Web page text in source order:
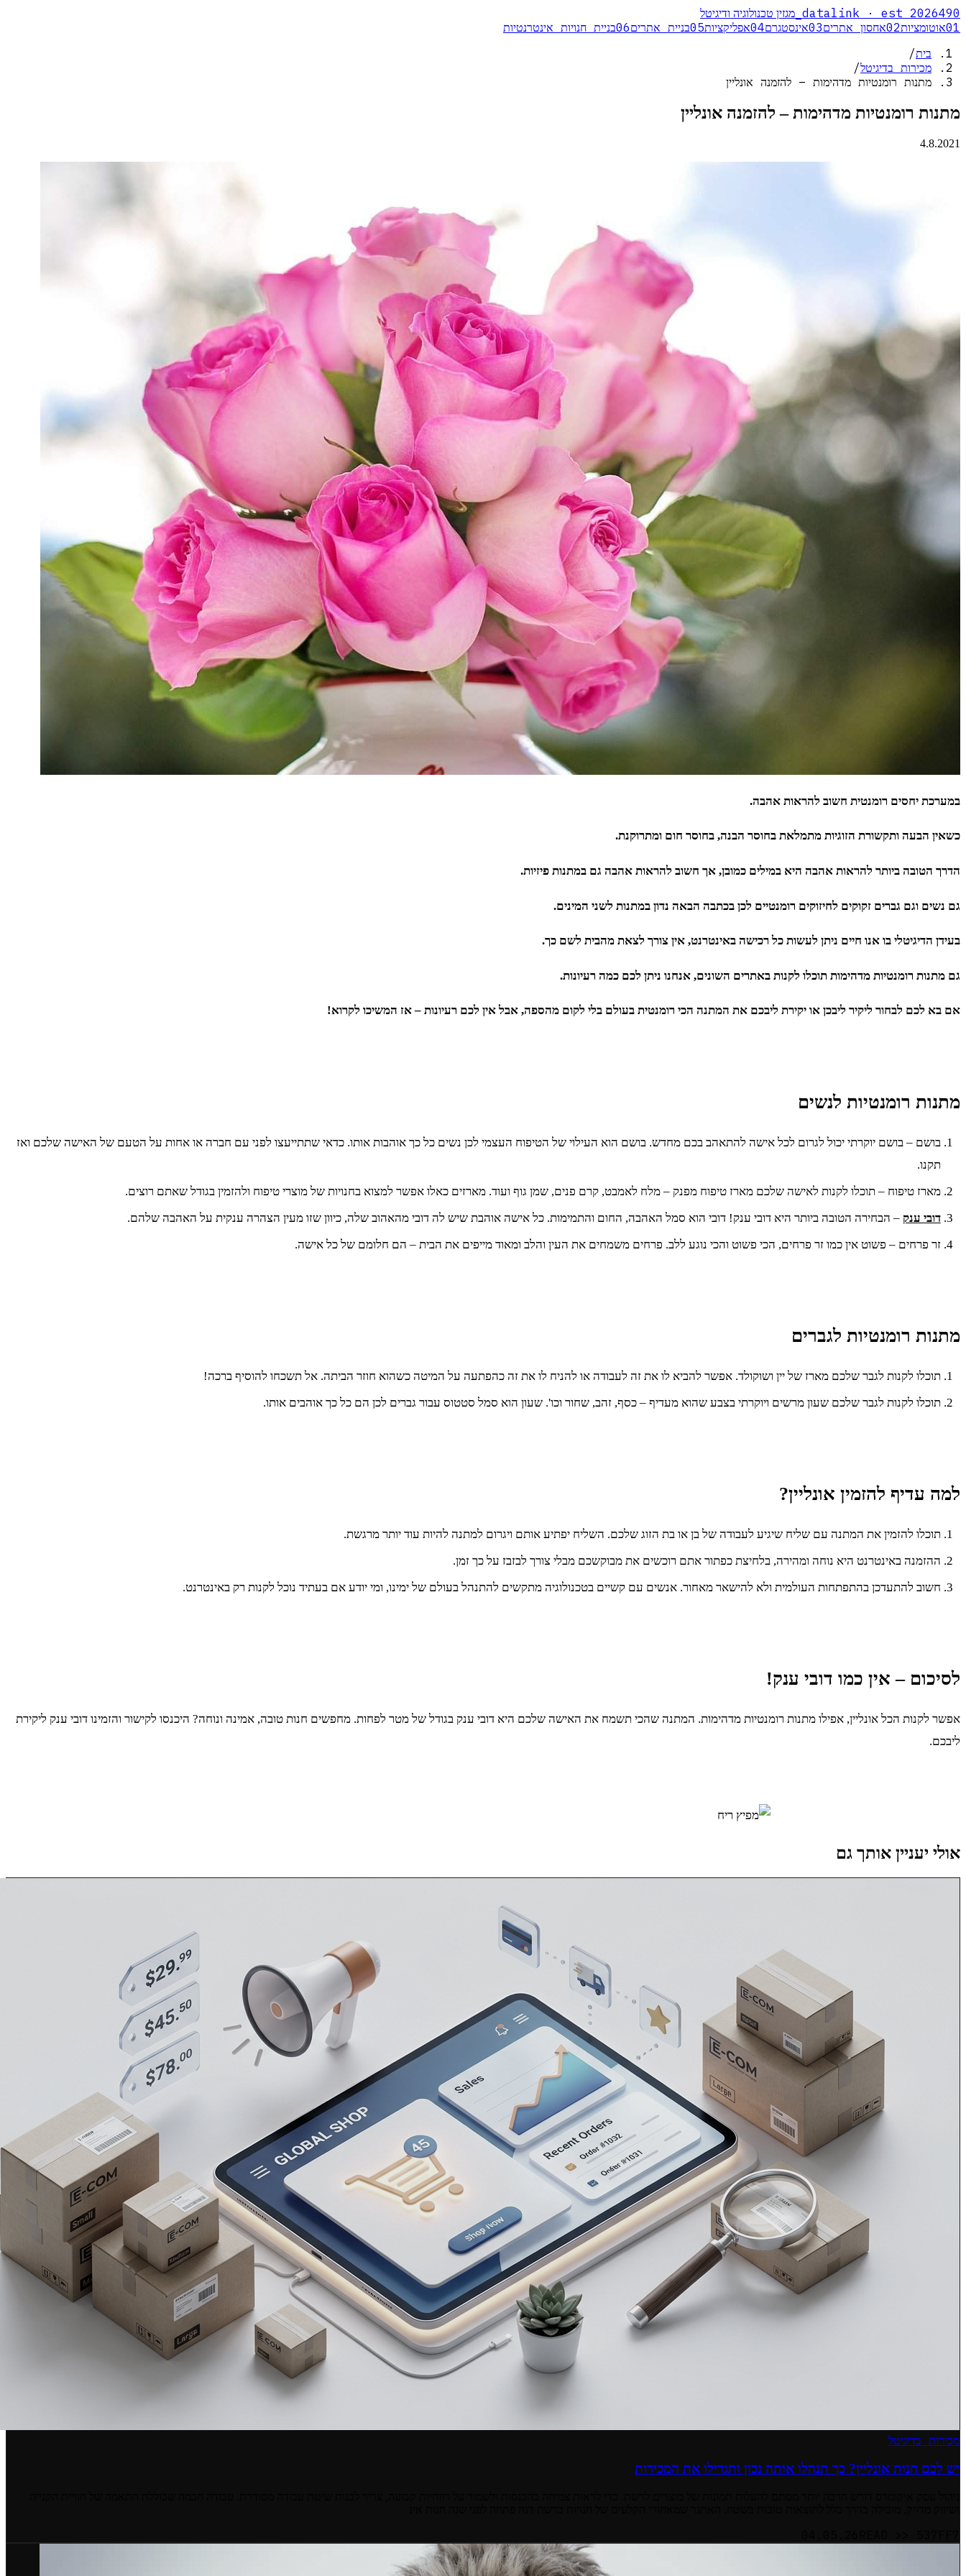
datalink · est 2026490 מגזין טכנולוגיה ודיגיטל
01אוטומציות02אחסון אתרים03אינסטגרם04אפליקציות05בניית אתרים06בניית חנויות אינטרנטיות
בית/
מכירות בדיגיטל/
מתנות רומנטיות מדהימות – להזמנה אונליין
מתנות רומנטיות מדהימות – להזמנה אונליין
4.8.2021
במערכת יחסים רומנטית חשוב להראות אהבה.
כשאין הבעה ותקשורת הזוגיות מתמלאת בחוסר הבנה, בחוסר חום ומתרוקנת.
הדרך הטובה ביותר להראות אהבה היא במילים כמובן, אך חשוב להראות אהבה גם במתנות פיזיות.
גם נשים וגם גברים זקוקים לחיזוקים רומנטיים לכן בכתבה הבאה נדון במתנות לשני המינים.
בעידן הדיגיטלי בו אנו חיים ניתן לעשות כל רכישה באינטרנט, אין צורך לצאת מהבית לשם כך.
גם מתנות רומנטיות מדהימות תוכלו לקנות באתרים השונים, אנחנו ניתן לכם כמה רעיונות.
אם בא לכם לבחור ליקיר ליבכן או יקירת ליבכם את המתנה הכי רומנטית בעולם בלי לקום מהספה, אבל אין לכם רעיונות – אז המשיכו לקרוא!
מתנות רומנטיות לנשים
בושם – בושם יוקרתי יכול לגרום לכל אישה להתאהב בכם מחדש. בושם הוא העילוי של הטיפוח העצמי לכן נשים כל כך אוהבות אותו. כדאי שתתייעצו לפני עם חברה או אחות על הטעם של האישה שלכם ואז
תקנו.
מארז טיפוח – תוכלו לקנות לאישה שלכם מארז טיפוח מפנק – מלח לאמבט, קרם פנים, שמן גוף ועוד. מארזים כאלו אפשר למצוא בחנויות של מוצרי טיפוח ולהזמין בגודל שאתם רוצים.
דובי ענק – הבחירה הטובה ביותר היא דובי ענק! דובי הוא סמל האהבה, החום והתמימות. כל אישה אוהבת שיש לה דובי מהאהוב שלה, כיוון שזו מעין הצהרה ענקית על האהבה שלהם.
זר פרחים – פשוט אין כמו זר פרחים, הכי פשוט והכי נוגע ללב. פרחים משמחים את העין והלב ומאוד מייפים את הבית – הם חלומם של כל אישה.
מתנות רומנטיות לגברים
תוכלו לקנות לגבר שלכם מארז של יין ושוקולד. אפשר להביא לו את זה לעבודה או להניח לו את זה כהפתעה על המיטה כשהוא חוזר הביתה. אל תשכחו להוסיף ברכה!
תוכלו לקנות לגבר שלכם שעון מרשים ויוקרתי בצבע שהוא מעדיף – כסף, זהב, שחור וכו'. שעון הוא סמל סטטוס עבור גברים לכן הם כל כך אוהבים אותו.
למה עדיף להזמין אונליין?
תוכלו להזמין את המתנה עם שליח שיגיע לעבודה של בן או בת הזוג שלכם. השליח יפתיע אותם ויגרום למתנה להיות עוד יותר מרגשת.
ההזמנה באינטרנט היא נוחה ומהירה, בלחיצת כפתור אתם רוכשים את מבוקשכם מבלי צורך לבזבז על כך זמן.
חשוב להתעדכן בהתפתחות העולמית ולא להישאר מאחור. אנשים עם קשיים בטכנולוגיה מתקשים להתנהל בעולם של ימינו, ומי יודע אם בעתיד נוכל לקנות רק באינטרנט.
לסיכום – אין כמו דובי ענק!
אפשר לקנות הכל אונליין, אפילו מתנות רומנטיות מדהימות. המתנה שהכי תשמח את האישה שלכם היא דובי ענק בגודל של מטר לפחות. מחפשים חנות טובה, אמינה ונוחה? היכנסו לקישור והזמינו דובי ענק ליקירת
ליבכם.
אולי יעניין אותך גם
מכירות בדיגיטל
יש לכם חנות אונליין? כך תנהלו אותה נכון ותגדילו את המכירות